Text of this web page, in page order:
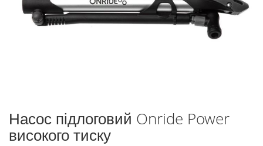
Перейти
до
початку
Насос підлоговий Onride Power
високого тиску